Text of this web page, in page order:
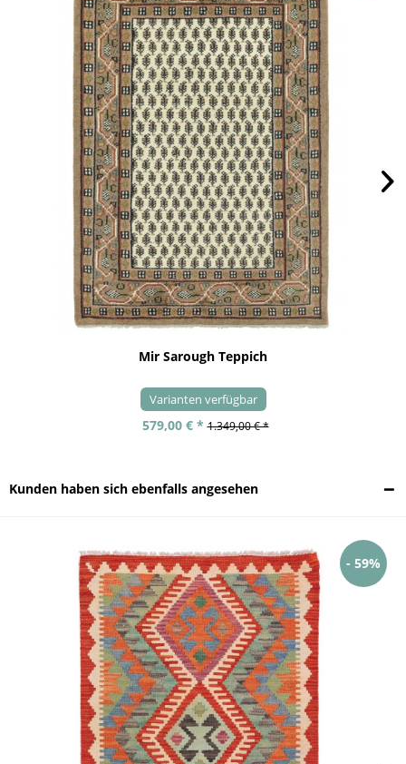
Mir Sarough Teppich
Varianten verfügbar
579,00 € * 1.349,00 € *
Kunden haben sich ebenfalls angesehen
- 59%